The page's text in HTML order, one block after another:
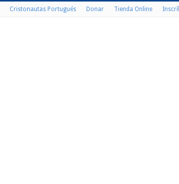
Cristonautas Portugués Donar Tienda Online